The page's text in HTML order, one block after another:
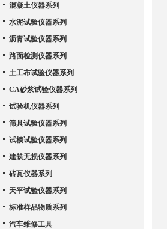
混凝土仪器系列
水泥试验仪器系列
沥青试验仪器系列
路面检测仪器系列
土工布试验仪器系列
CA砂浆试验仪器系列
试验机仪器系列
筛具试验仪器系列
试模试验仪器系列
建筑无损仪器系列
砖瓦仪器系列
天平试验仪器系列
标准样品物质系列
汽车维修工具